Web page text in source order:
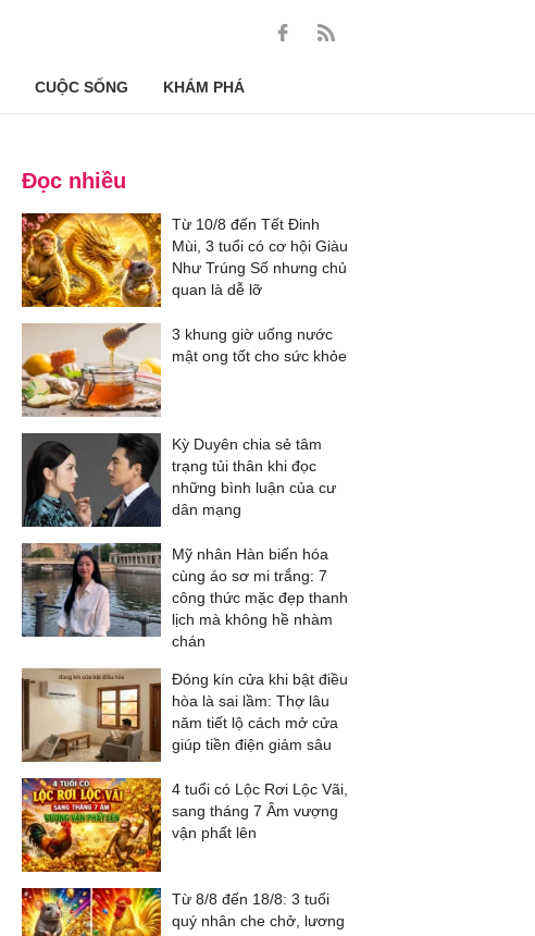
CUỘC SỐNG KHÁM PHÁ
Đọc nhiều
Từ 10/8 đến Tết Đinh
Mùi, 3 tuổi có cơ hội Giàu
Như Trúng Số nhưng chủ
quan là dễ lỡ
3 khung giờ uống nước
mật ong tốt cho sức khỏe
Kỳ Duyên chia sẻ tâm
trạng tủi thân khi đọc
những bình luận của cư
dân mạng
Mỹ nhân Hàn biến hóa
cùng áo sơ mi trắng: 7
công thức mặc đẹp thanh
lịch mà không hề nhàm
chán
Đóng kín cửa khi bật điều
hòa là sai lầm: Thợ lâu
năm tiết lộ cách mở cửa
giúp tiền điện giảm sâu
4 tuổi có Lộc Rơi Lộc Vãi,
sang tháng 7 Âm vượng
vận phất lên
Từ 8/8 đến 18/8: 3 tuổi
quý nhân che chở, lương